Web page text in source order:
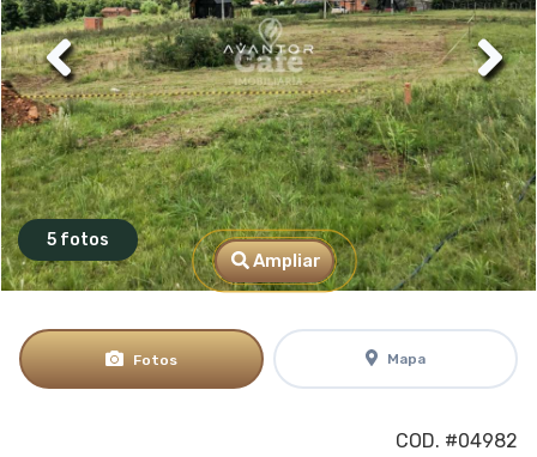
5 fotos
Ampliar
Fotos Mapa
COD. #04982